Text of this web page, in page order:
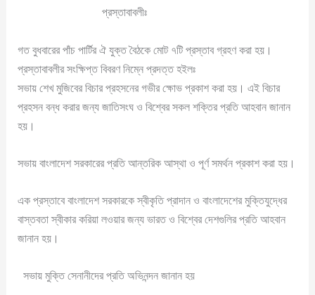
প্রস্তাবাবলীঃ
গত বুধবারের পাঁচ পার্টির ঐ যুক্ত বৈঠকে মোট ৭টি প্রস্তাব গ্রহণ করা হয়।
প্রস্তাবাবলীর সংক্ষিপ্ত বিবরণ নিম্নে প্রদত্ত হইলঃ
সভায় শেখ মুজিবের বিচার প্রহসনের গভীর ক্ষোভ প্রকাশ করা হয়। এই বিচার
প্রহসন বন্ধ করার জন্য জাতিসংঘ ও বিশ্বের সকল শক্তির প্রতি আহবান জানান
হয়।
সভায় বাংলাদেশ সরকারের প্রতি আন্তরিক আস্থা ও পূর্ণ সমর্থন প্রকাশ করা হয়।
এক প্রস্তাবে বাংলাদেশ সরকারকে স্বীকৃতি প্রাদান ও বাংলাদেশের মুক্তিযুদ্ধের
বাস্তবতা স্বীকার করিয়া লওয়ার জন্য ভারত ও বিশ্বের দেশগুলির প্রতি আহবান
জানান হয়।
সভায় মুক্তি সেনানীদের প্রতি অভিনন্দন জানান হয়